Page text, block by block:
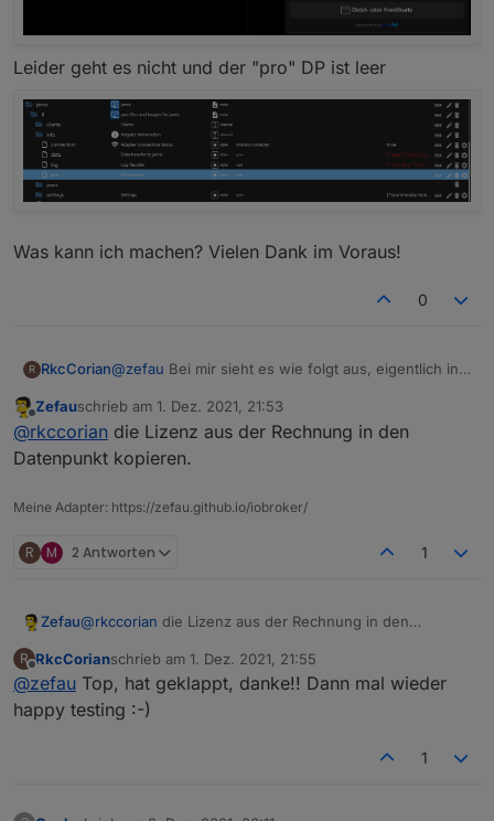
Leider geht es nicht und der "pro" DP ist leer
Was kann ich machen? Vielen Dank im Voraus!
0
R RkcCorian@zefau Bei mir sieht es wie folgt aus, eigentlich in
alpha
Was kann ich machen? Vielen Dank im Voraus!
Offline
Zefauschrieb am 1. Dez. 2021, 21:53
zuletzt editiert von
@rkccorian die Lizenz aus der Rechnung in den
Datenpunkt kopieren.
Meine Adapter: https://zefau.github.io/iobroker/
R M 2 Antworten 1
Zefau@rkccorian die Lizenz aus der Rechnung in den
R
Offline
RkcCorianschrieb am 1. Dez. 2021, 21:55
zuletzt editiert von
@zefau Top, hat geklappt, danke!! Dann mal wieder
happy testing :-)
1